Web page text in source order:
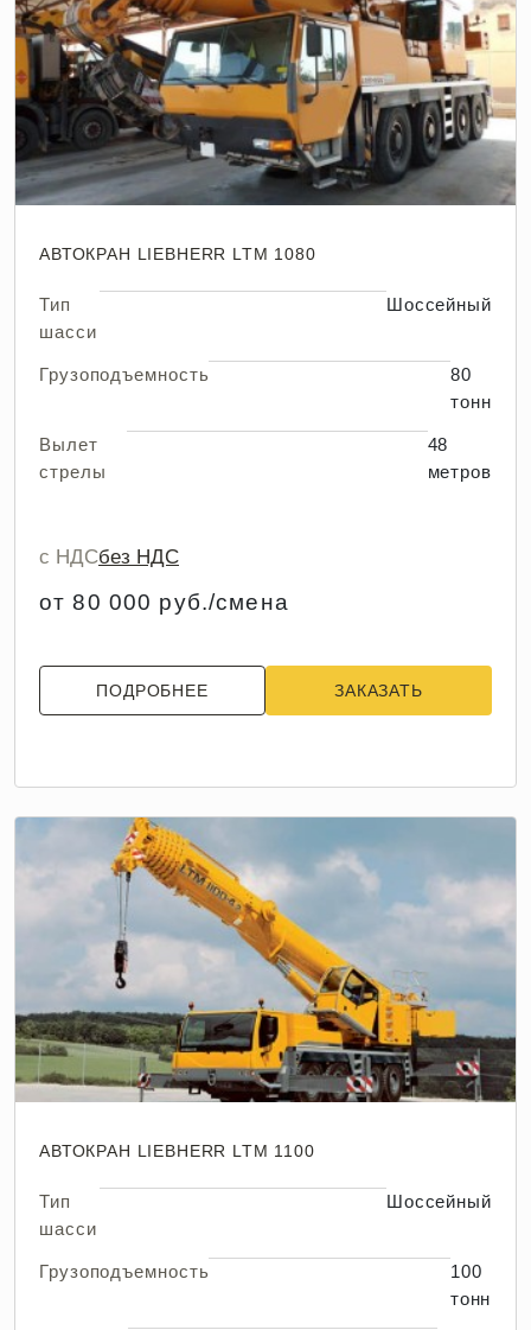
АВТОКРАН LIEBHERR LTM 1080
Тип
шасси
Шоссейный
Грузоподъемность
80
тонн
Вылет
стрелы
48
метров
с НДСбез НДС
от 80 000 руб./смена
ПОДРОБНЕЕ ЗАКАЗАТЬ
АВТОКРАН LIEBHERR LTM 1100
Тип
шасси
Шоссейный
Грузоподъемность
100
тонн